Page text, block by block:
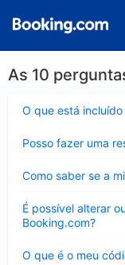
As 10
O que está
Posso fazer uma
Como saber se a
É possível alterar
Booking.com?
Contraído
O que é o meu